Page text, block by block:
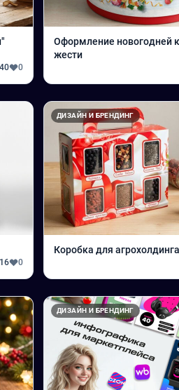
0
Оформление новогодней
жести
0
ДИЗАЙН И БРЕНДИНГ
Коробка для
ДИЗАЙН И БРЕНДИНГ